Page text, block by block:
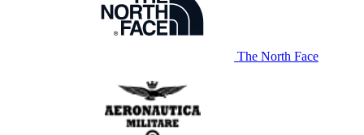
The North Face